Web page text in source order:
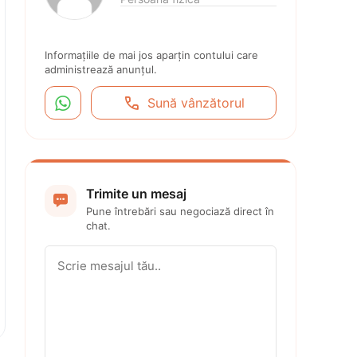
Informațiile de mai jos aparțin contului care
administrează anunțul.
  Sună vânzătorul
 Trimite un mesaj
Pune întrebări sau negociază direct în
chat.